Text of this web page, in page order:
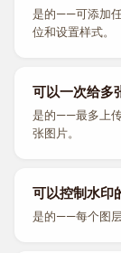
是的——可添加
位和设置样式。
可以一次给多
是的——最多上
张图片。
可以控制水印
是的——每个图层